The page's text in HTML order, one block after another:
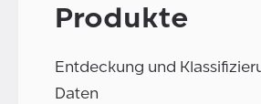
Produkte
Entdeckung und
Daten